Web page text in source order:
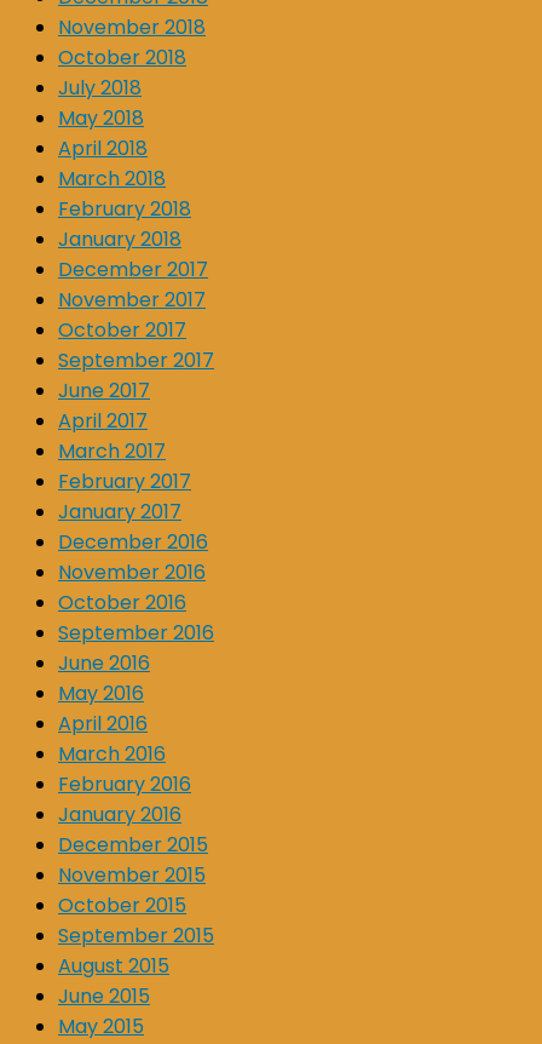
November 2018
October 2018
July 2018
May 2018
April 2018
March 2018
February 2018
January 2018
December 2017
November 2017
October 2017
September 2017
June 2017
April 2017
March 2017
February 2017
January 2017
December 2016
November 2016
October 2016
September 2016
June 2016
May 2016
April 2016
March 2016
February 2016
January 2016
December 2015
November 2015
October 2015
September 2015
August 2015
June 2015
May 2015